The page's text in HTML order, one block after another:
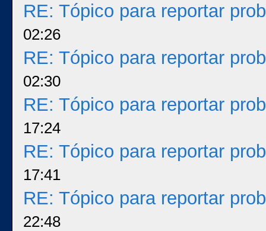
RE: Tópico para reportar
02:26
RE: Tópico para reportar
02:30
RE: Tópico para reportar
17:24
RE: Tópico para reportar
17:41
RE: Tópico para reportar
22:48